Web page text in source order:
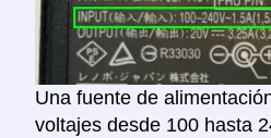
Una fuente de
voltajes desde 100 hasta